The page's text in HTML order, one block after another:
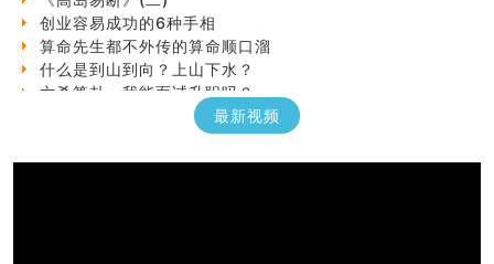
创业容易成功的6种手相
算命先生都不外传的算命顺口溜
什么是到山到向？上山下水？
六爻算卦：我能面试升职吗？
朱德總司命造 (名⼈⼋字淺析九）
最新视频